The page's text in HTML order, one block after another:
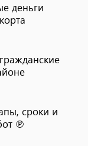
деньги
сроки и
℗